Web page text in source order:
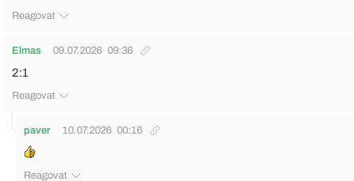
Reagovat
Elmas 09.07.2026 09:36
2:1
Reagovat
paver 10.07.2026 00:16
Reagovat